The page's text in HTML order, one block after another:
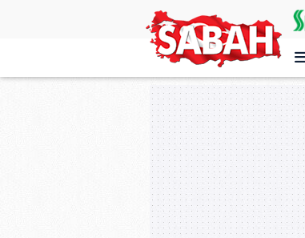
Türkiye'nin en iyi haber sitesi